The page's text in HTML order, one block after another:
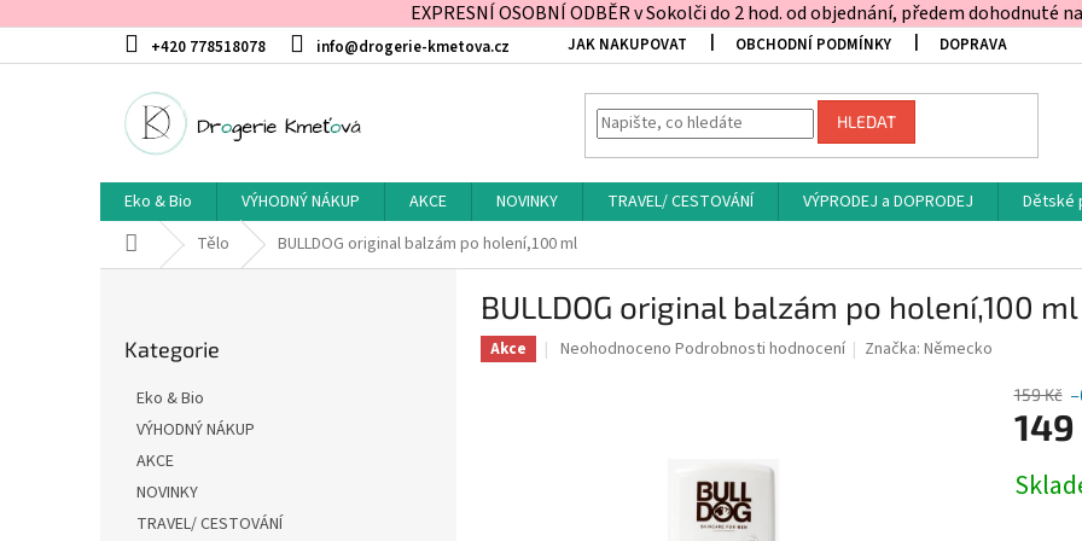
EXPRESNÍ OSOBNÍ ODBĚR v Sokolči do 2 hod. od objednání, předem dohodnuté
na
+420 778518078 info@drogerie-kmetova.cz JAK NAKUPOVAT OBCHODNÍ PODMÍNKY DOPRAVA
HLEDAT
Eko & Bio VÝHODNÝ NÁKUP AKCE NOVINKY TRAVEL/ CESTOVÁNÍ VÝPRODEJ a DOPRODEJ Dětské
Domů Tělo BULLDOG original balzám po holení,100 ml
kategorie
Kategorie
Eko & Bio
VÝHODNÝ NÁKUP
AKCE
NOVINKY
TRAVEL/ CESTOVÁNÍ
BULLDOG original balzám po holení,100 ml
Akce
Průměrné
Neohodnoceno Podrobnosti hodnocení Značka:Německo
159 Kč
149
cena: